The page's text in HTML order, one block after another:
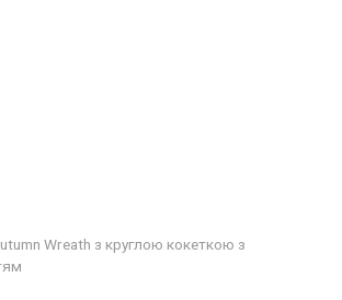
Wreath з круглою кокеткою з